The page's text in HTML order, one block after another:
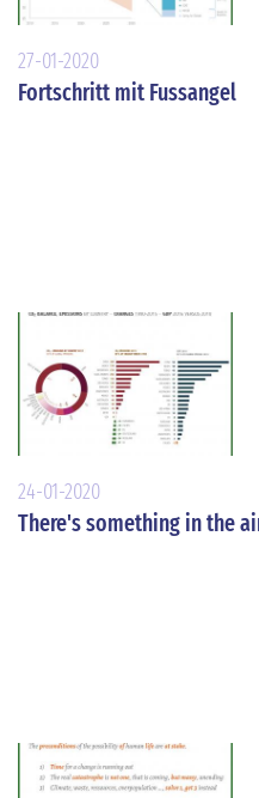
27-01-2020
Fortschritt mit Fussangel
24-01-2020
There's something in the